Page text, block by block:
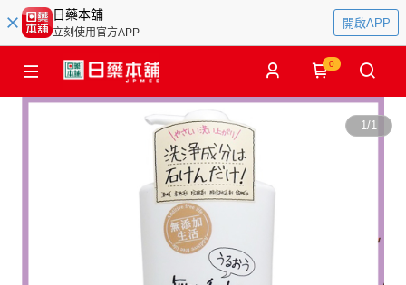
日藥本舖
立刻使用官方APP
開啟APP
0
1/1